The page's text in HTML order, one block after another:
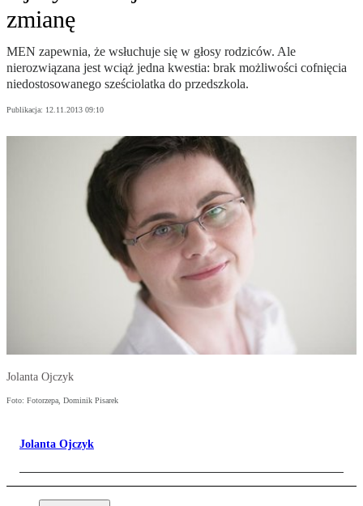
zmianę
MEN zapewnia, że wsłuchuje się w głosy rodziców. Ale
nierozwiązana jest wciąż jedna kwestia: brak możliwości cofnięcia
niedostosowanego sześciolatka do przedszkola.
Publikacja: 12.11.2013 09:10
Jolanta Ojczyk
Foto: Fotorzepa, Dominik Pisarek
Jolanta Ojczyk